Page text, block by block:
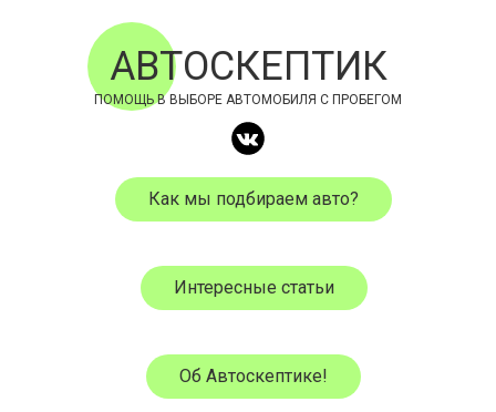
АВТОСКЕПТИК
ПОМОЩЬ В ВЫБОРЕ АВТОМОБИЛЯ С ПРОБЕГОМ
Как мы подбираем авто?
Интересные статьи
Об Автоскептике!